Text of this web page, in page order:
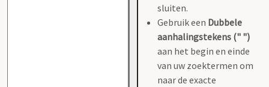
sluiten.
Gebruik een Dubbele
aanhalingstekens (" ")
aan het begin en einde
van uw zoektermen om
naar de exacte